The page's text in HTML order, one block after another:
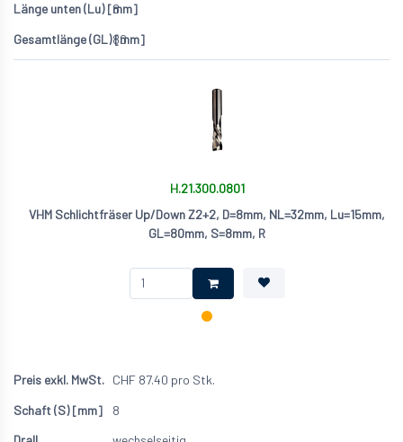
8
80
H.21.300.0801
VHM Schlichtfräser Up/Down Z2+2, D=8mm, NL=32mm, Lu=15mm,
GL=80mm, S=8mm, R
CHF 87.40 pro Stk.
8